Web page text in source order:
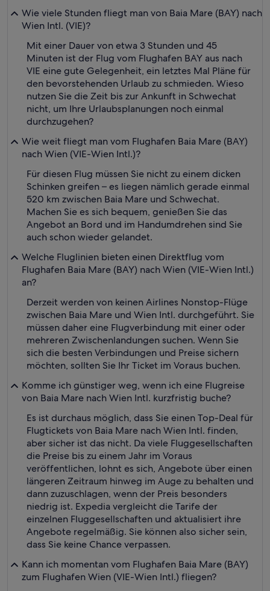
Wie viele Stunden fliegt man von Baia Mare (BAY) nach
Wien Intl. (VIE)?
Mit einer Dauer von etwa 3 Stunden und 45
Minuten ist der Flug vom Flughafen BAY aus nach
VIE eine gute Gelegenheit, ein letztes Mal Pläne für
den bevorstehenden Urlaub zu schmieden. Wieso
nutzen Sie die Zeit bis zur Ankunft in Schwechat
nicht, um Ihre Urlaubsplanungen noch einmal
durchzugehen?
Wie weit fliegt man vom Flughafen Baia Mare (BAY)
nach Wien (VIE-Wien Intl.)?
Für diesen Flug müssen Sie nicht zu einem dicken
Schinken greifen – es liegen nämlich gerade einmal
520 km zwischen Baia Mare und Schwechat.
Machen Sie es sich bequem, genießen Sie das
Angebot an Bord und im Handumdrehen sind Sie
auch schon wieder gelandet.
Welche Fluglinien bieten einen Direktflug vom
Flughafen Baia Mare (BAY) nach Wien (VIE-Wien Intl.)
an?
Derzeit werden von keinen Airlines Nonstop-Flüge
zwischen Baia Mare und Wien Intl. durchgeführt. Sie
müssen daher eine Flugverbindung mit einer oder
mehreren Zwischenlandungen suchen. Wenn Sie
sich die besten Verbindungen und Preise sichern
möchten, sollten Sie Ihr Ticket im Voraus buchen.
Komme ich günstiger weg, wenn ich eine Flugreise
von Baia Mare nach Wien Intl. kurzfristig buche?
Es ist durchaus möglich, dass Sie einen Top-Deal für
Flugtickets von Baia Mare nach Wien Intl. finden,
aber sicher ist das nicht. Da viele Fluggesellschaften
die Preise bis zu einem Jahr im Voraus
veröffentlichen, lohnt es sich, Angebote über einen
längeren Zeitraum hinweg im Auge zu behalten und
dann zuzuschlagen, wenn der Preis besonders
niedrig ist. Expedia vergleicht die Tarife der
einzelnen Fluggesellschaften und aktualisiert ihre
Angebote regelmäßig. Sie können also sicher sein,
dass Sie keine Chance verpassen.
Kann ich momentan vom Flughafen Baia Mare (BAY)
zum Flughafen Wien (VIE-Wien Intl.) fliegen?